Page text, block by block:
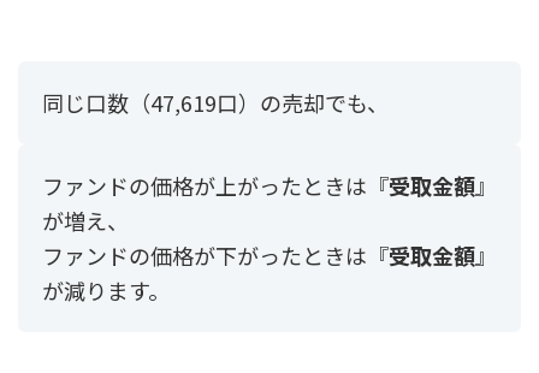
同じ口数（47,619口）の売却でも、
ファンドの価格が上がったときは『受取金額』
が増え、
ファンドの価格が下がったときは『受取金額』
が減ります。